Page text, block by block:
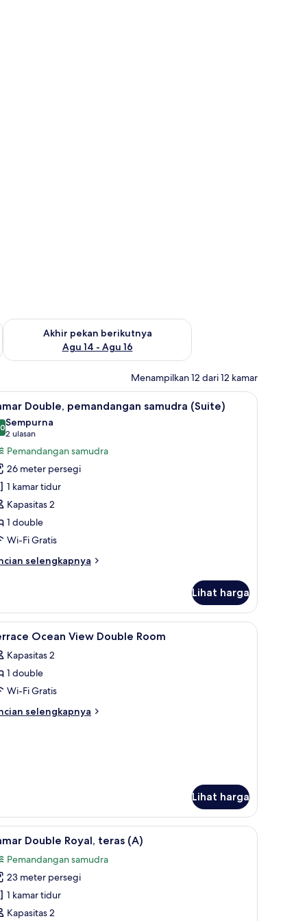
Agu 7 - Agu 9
Akhir pekan berikutnya
Agu 14 - Agu 16
Periksa ketersediaan untuk akhir pekan berikutnya Agu 14 -
Menampilkan 12 dari 12 kamar
premium, brankas, tirai kedap cahaya, dan kedap suara
Kamar Double, pemandangan samudra
15 Double, pemandangan samudra (Suite)
dari 10
Sempurna
2 ulasan
(2
ulasan)
Pemandangan samudra
26 meter persegi
1 kamar tidur
Kapasitas 2
1 double
Wi-Fi Gratis
selengkapnya
Lihat harga
| Seprai premium, brankas, tirai kedap cahaya, dan kedap suara
Seprai premium, brankas, tirai kedap
4 Ocean View Double Room
Kapasitas 2
1 double
Wi-Fi Gratis
selengkapnya
Lihat harga
brankas, tirai kedap cahaya, dan kedap suara
11 Double Royal, teras (A)
Pemandangan samudra
23 meter persegi
1 kamar tidur
Kapasitas 2